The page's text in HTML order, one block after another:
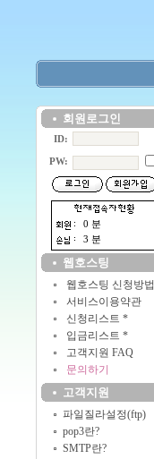
회원로그인
ID:
PW:
0 분
3 분
웹호스팅
웹호스팅 신청방법
서비스이용약관
신청리스트 *
입금리스트 *
고객지원 FAQ
문의하기
고객지원
파일질라설정(ftp)
pop3란?
SMTP란?